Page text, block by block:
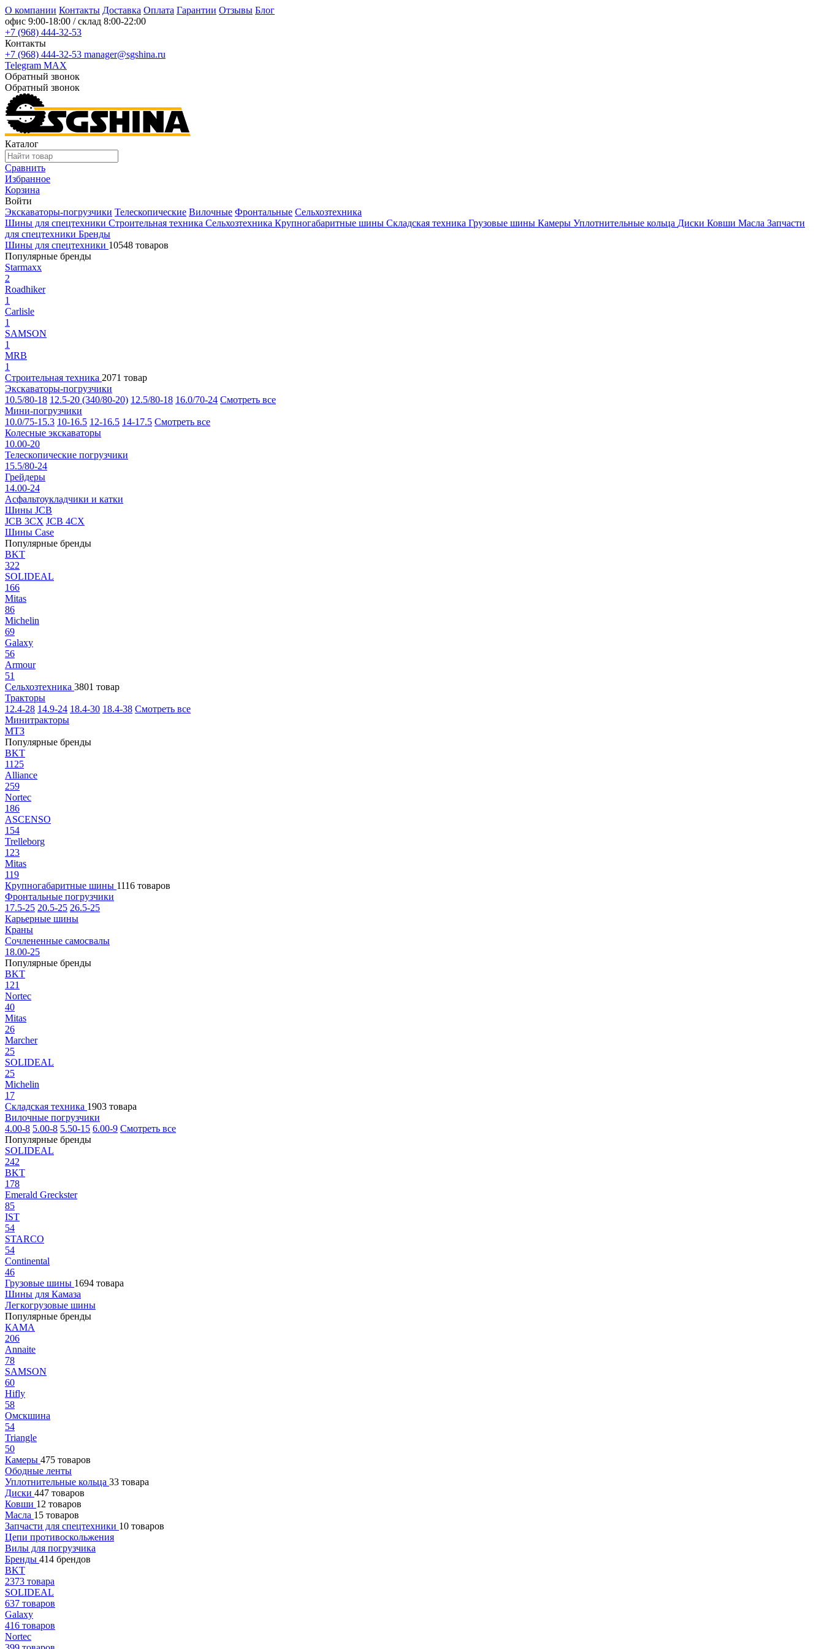
О компании Контакты Доставка Оплата Гарантии Отзывы Блог
офис 9:00-18:00 / склад 8:00-22:00
+7 (968) 444-32-53
Контакты
+7 (968) 444-32-53 manager@sgshina.ru
Telegram MAX
Обратный звонок
Обратный звонок
Каталог
Сравнить
Избранное
Корзина
Войти
Экскаваторы-погрузчики Телескопические Вилочные Фронтальные Сельхозтехника
Шины для спецтехники Строительная техника Сельхозтехника Крупногабаритные шины Складская техника Грузовые шины Камеры Уплотнительные кольца Диски Ковши Масла Запчасти
для спецтехники Бренды
Шины для спецтехники 10548 товаров
Популярные бренды
Starmaxx
2
Roadhiker
1
Carlisle
1
SAMSON
1
MRB
1
Строительная техника 2071 товар
Экскаваторы-погрузчики
10.5/80-18 12.5-20 (340/80-20) 12.5/80-18 16.0/70-24 Смотреть все
Мини-погрузчики
10.0/75-15.3 10-16.5 12-16.5 14-17.5 Смотреть все
Колесные экскаваторы
10.00-20
Телескопические погрузчики
15.5/80-24
Грейдеры
14.00-24
Асфальтоукладчики и катки
Шины JCB
JCB 3CX JCB 4CX
Шины Case
Популярные бренды
BKT
322
SOLIDEAL
166
Mitas
86
Michelin
69
Galaxy
56
Armour
51
Сельхозтехника 3801 товар
Тракторы
12.4-28 14.9-24 18.4-30 18.4-38 Смотреть все
Минитракторы
МТЗ
Популярные бренды
BKT
1125
Alliance
259
Nortec
186
ASCENSO
154
Trelleborg
123
Mitas
119
Крупногабаритные шины 1116 товаров
Фронтальные погрузчики
17.5-25 20.5-25 26.5-25
Карьерные шины
Краны
Сочлененные самосвалы
18.00-25
Популярные бренды
BKT
121
Nortec
40
Mitas
26
Marcher
25
SOLIDEAL
25
Michelin
17
Складская техника 1903 товара
Вилочные погрузчики
4.00-8 5.00-8 5.50-15 6.00-9 Смотреть все
Популярные бренды
SOLIDEAL
242
BKT
178
Emerald Greckster
85
IST
54
STARCO
54
Continental
46
Грузовые шины 1694 товара
Шины для Камаза
Легкогрузовые шины
Популярные бренды
КАМА
206
Annaite
78
SAMSON
60
Hifly
58
Омскшина
54
Triangle
50
Камеры 475 товаров
Ободные ленты
Уплотнительные кольца 33 товара
Диски 447 товаров
Ковши 12 товаров
Масла 15 товаров
Запчасти для спецтехники 10 товаров
Цепи противоскольжения
Вилы для погрузчика
Бренды 414 брендов
BKT
2373 товара
SOLIDEAL
637 товаров
Galaxy
416 товаров
Nortec